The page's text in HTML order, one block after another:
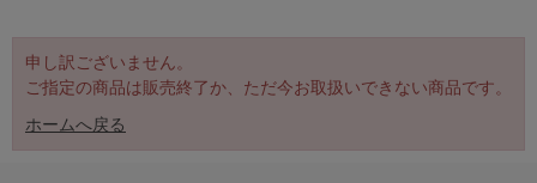
申し訳ございません。
ご指定の商品は販売終了か、ただ今お取扱いできない商品です。
ホームへ戻る